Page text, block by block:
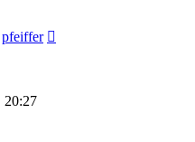
pfeiffer
20:27